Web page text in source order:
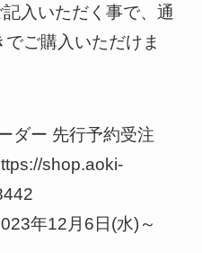
入いただく事で、通
ご購入いただけま
ダー 先行予約受注
shop.aoki-
12月6日(水)～